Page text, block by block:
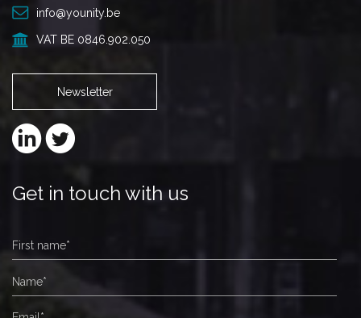
info@younity.be
VAT BE 0846.902.050
Newsletter
Get in touch with us